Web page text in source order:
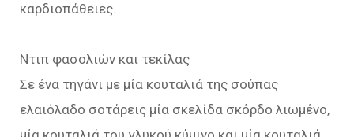
καρδιοπάθειες.
Ντιπ φασολιών και τεκίλας
Σε ένα τηγάνι με μία κουταλιά της σούπας
ελαιόλαδο σοτάρεις μία σκελίδα σκόρδο λιωμένο,